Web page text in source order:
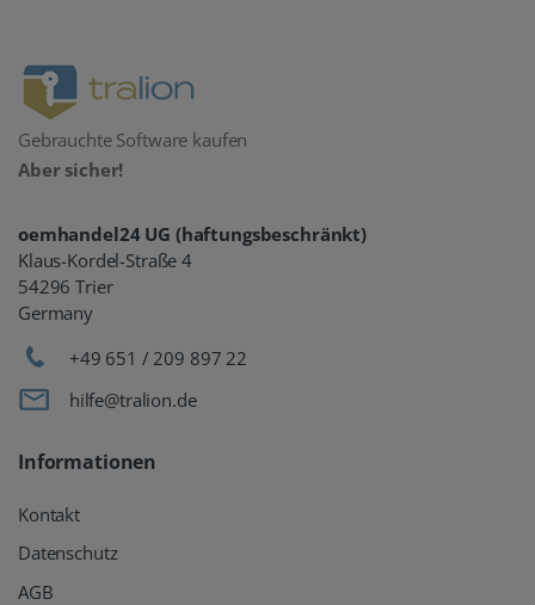
Gebrauchte Software kaufen
Aber sicher!
oemhandel24 UG (haftungsbeschränkt)
Klaus-Kordel-Straße 4
54296 Trier
Germany
+49 651 / 209 897 22
hilfe@tralion.de
Informationen
Kontakt
Datenschutz
AGB